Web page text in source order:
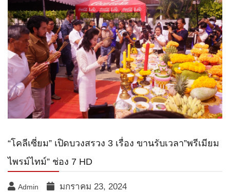
“โคลีเซี่ยม” เปิดบวงสรวง 3 เรื่อง ขานรับเวลา”พรีเมียม
ไพรม์ไทม์” ช่อง 7 HD
Admin มกราคม 23, 2024